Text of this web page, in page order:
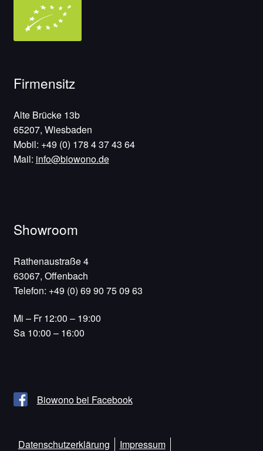
Firmensitz
Alte Brücke 13b
65207, Wiesbaden
Mobil: +49 (0) 178 4 37 43 64
Mail: info@biowono.de
Showroom
Rathenaustraße 4
63067, Offenbach
Telefon: +49 (0) 69 90 75 09 63
Mi – Fr 12:00 – 19:00
Sa 10:00 – 16:00
Biowono bei Facebook
Datenschutzerklärung Impressum